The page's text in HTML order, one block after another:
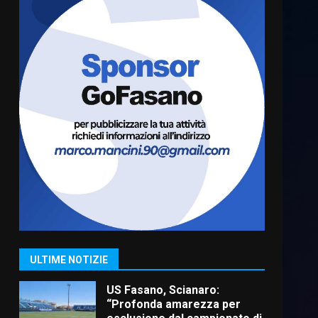
ULTIME NOTIZIE
Cura dei beni comuni e
cittadinanza attiva: online
l’avviso per la gestione
condivisa della Villetta di
Laureto
6 Agosto 2026 06:20
7
La magia del Minareto e la
prima assoluta de “L’Albergo
Belvedere. Il rapimento”
6 Agosto 2026 06:15
1
“I Contestatori: Musica di
Rivoluzione”: nuovo
appuntamento con “Fasano in
US Fasano, Scianaro:
“Profonda amarezza per